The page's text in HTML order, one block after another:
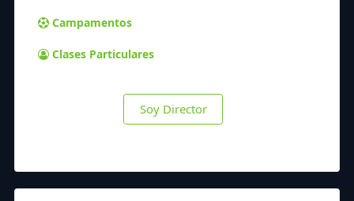
Campamentos
Clases Particulares
Soy Director